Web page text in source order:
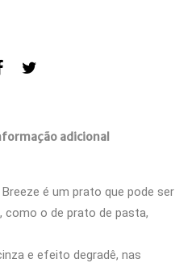
adicional
é um prato que pode ser
o de prato de pasta,
e efeito degradê, nas